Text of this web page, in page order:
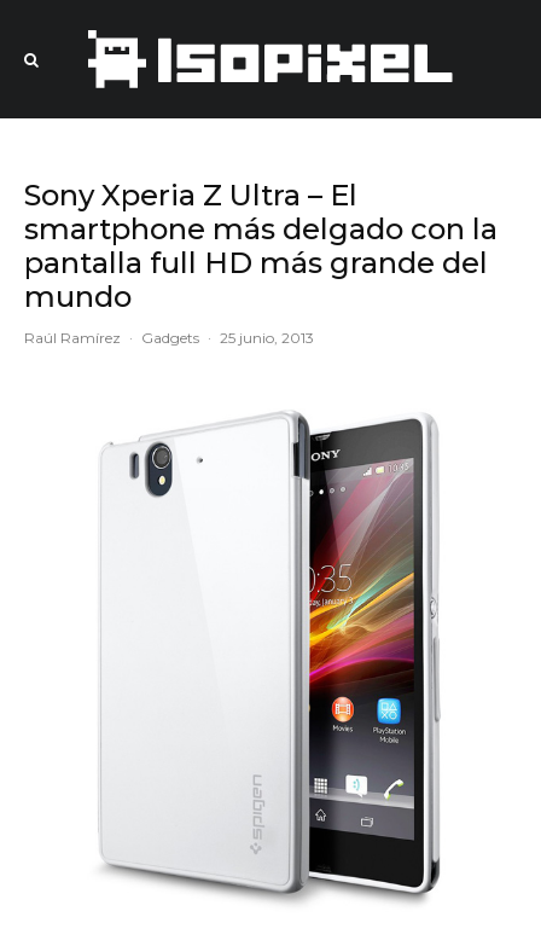
Sony Xperia Z Ultra – El
smartphone más delgado con la
pantalla full HD más grande del
mundo
Raúl Ramírez · Gadgets · 25 junio, 2013